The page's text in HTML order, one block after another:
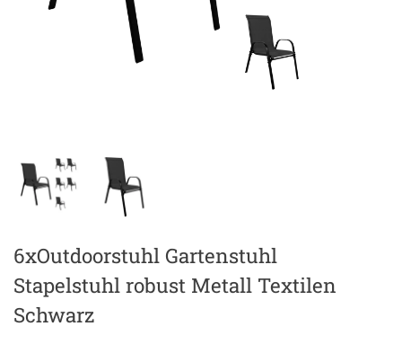
6xOutdoorstuhl Gartenstuhl
Stapelstuhl robust Metall Textilen
Schwarz